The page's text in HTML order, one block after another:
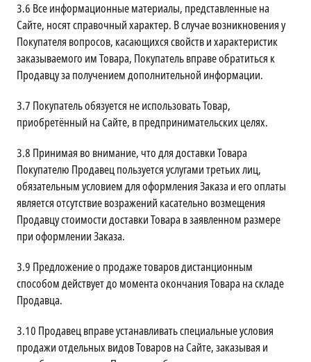
3.6 Все информационные материалы, представленные на
Сайте, носят справочный характер. В случае возникновения у
Покупателя вопросов, касающихся свойств и характеристик
заказываемого им Товара, Покупатель вправе обратиться к
Продавцу за получением дополнительной информации.
3.7 Покупатель обязуется не использовать Товар,
приобретённый на Сайте, в предпринимательских целях.
3.8 Принимая во внимание, что для доставки Товара
Покупателю Продавец пользуется услугами третьих лиц,
обязательным условием для оформления Заказа и его оплаты
является отсутствие возражений касательно возмещения
Продавцу стоимости доставки Товара в заявленном размере
при оформлении Заказа.
3.9 Предложение о продаже товаров дистанционным
способом действует до момента окончания Товара на складе
Продавца.
3.10 Продавец вправе устанавливать специальные условия
продажи отдельных видов Товаров на Сайте, заказывая и